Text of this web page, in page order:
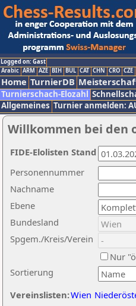
Logged on: Gast
Arabic ARM AZE BIH BUL CAT CHN CRO CZE
Home TurnierDB
Turnierschach-Elozahl
Allgemeines Turnier anmelden:
Willkommen bei den
Nachname
Ebene
Sortierung
Personennummer
Bundesland
Spgem./Kreis/Verein
Nur
Vereinslisten:Wien
FIDE-Elolisten Stand